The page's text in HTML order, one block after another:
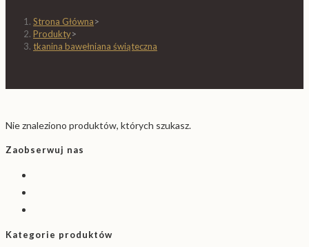
Strona Główna>
Produkty>
tkanina bawełniana świąteczna
Nie znaleziono produktów, których szukasz.
Zaobserwuj nas
Kategorie produktów